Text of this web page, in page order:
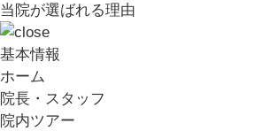
当院が選ばれる理由
基本情報
ホーム
院長・スタッフ
院内ツアー